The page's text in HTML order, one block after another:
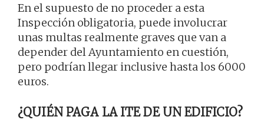
En el supuesto de no proceder a esta
Inspección obligatoria, puede involucrar
unas multas realmente graves que van a
depender del Ayuntamiento en cuestión,
pero podrían llegar inclusive hasta los 6000
euros.
¿QUIÉN PAGA LA ITE DE UN EDIFICIO?